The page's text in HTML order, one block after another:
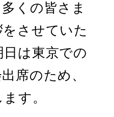
くの皆さま
させていた
は東京での
席のため、
す。